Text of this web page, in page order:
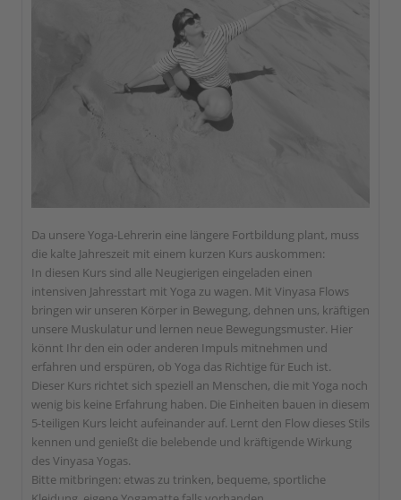
Da unsere Yoga-Lehrerin eine längere Fortbildung plant, muss
die kalte Jahreszeit mit einem kurzen Kurs auskommen:
In diesen Kurs sind alle Neugierigen eingeladen einen
intensiven Jahresstart mit Yoga zu wagen. Mit Vinyasa Flows
bringen wir unseren Körper in Bewegung, dehnen uns, kräftigen
unsere Muskulatur und lernen neue Bewegungsmuster. Hier
könnt Ihr den ein oder anderen Impuls mitnehmen und
erfahren und erspüren, ob Yoga das Richtige für Euch ist.
Dieser Kurs richtet sich speziell an Menschen, die mit Yoga noch
wenig bis keine Erfahrung haben. Die Einheiten bauen in diesem
5-teiligen Kurs leicht aufeinander auf. Lernt den Flow dieses Stils
kennen und genießt die belebende und kräftigende Wirkung
des Vinyasa Yogas.
Bitte mitbringen: etwas zu trinken, bequeme, sportliche